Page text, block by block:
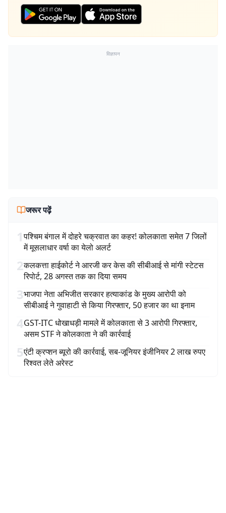
विज्ञापन
जरूर पढ़ें
1पश्चिम बंगाल में दोहरे चक्रवात का कहर! कोलकाता समेत 7 जिलों
में मूसलाधार वर्षा का येलो अलर्ट
2कलकत्ता हाईकोर्ट ने आरजी कर केस की सीबीआई से मांगी स्टेटस
रिपोर्ट, 28 अगस्त तक का दिया समय
3भाजपा नेता अभिजीत सरकार हत्याकांड के मुख्य आरोपी को
सीबीआई ने गुवाहाटी से किया गिरफ्तार, 50 हजार का था इनाम
4GST-ITC धोखाधड़ी मामले में कोलकाता से 3 आरोपी गिरफ्तार,
असम STF ने कोलकाता ने की कार्रवाई
5एंटी क्रप्शन ब्यूरो की कार्रवाई, सब-जूनियर इंजीनियर 2 लाख रुपए
रिश्वत लेते अरेस्ट